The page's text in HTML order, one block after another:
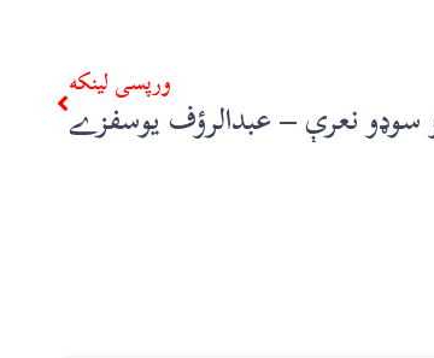
ورپسې لينکه
سوډو نعرې – عبدالرؤف يوسفزے